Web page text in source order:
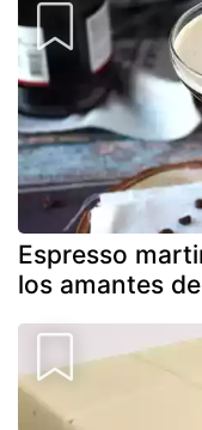
Espresso
los amantes